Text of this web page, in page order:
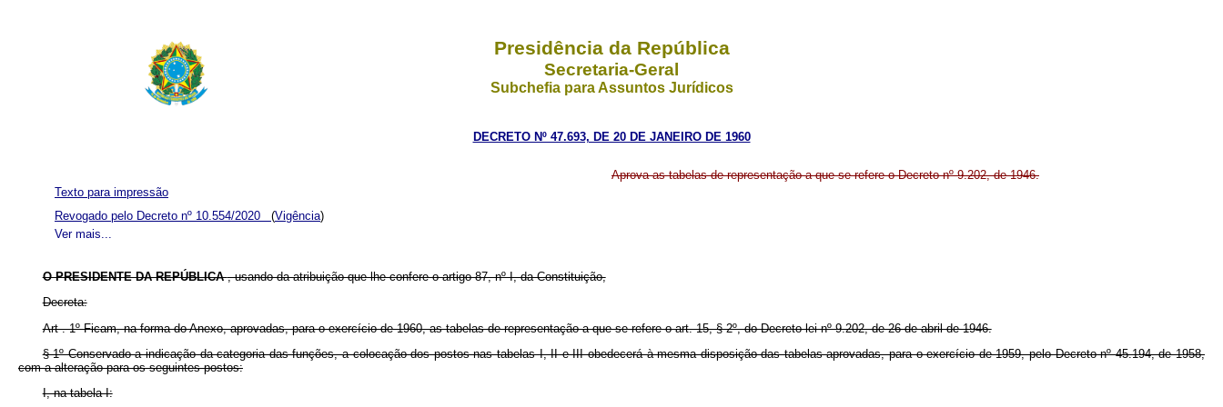
Presidência da República
Secretaria-Geral
Subchefia para Assuntos Jurídicos
DECRETO Nº 47.693, DE 20 DE JANEIRO DE 1960
Aprova as tabelas de representação a que se refere o Decreto nº 9.202, de 1946.
Ver mais...
Texto para impressão
Revogado pelo Decreto nº 10.554/2020
(Vigência)
O PRESIDENTE DA REPÚBLICA, usando da atribuição que lhe confere o artigo 87, nº I, da Constituição,
Decreta:
Art . 1º Ficam, na forma do Anexo, aprovadas, para o exercício de 1960, as tabelas de representação a que se refere o art. 15, § 2º, do Decreto-lei nº 9.202, de 26 de abril de 1946.
§ 1º Conservado a indicação da categoria das funções, a colocação dos postos nas tabelas I, II e III obedecerá à mesma disposição das tabelas aprovadas, para o exercício de 1959, pelo Decreto nº 45.194, de 1958,
com a alteração para os seguintes postos:
I, na tabela I: